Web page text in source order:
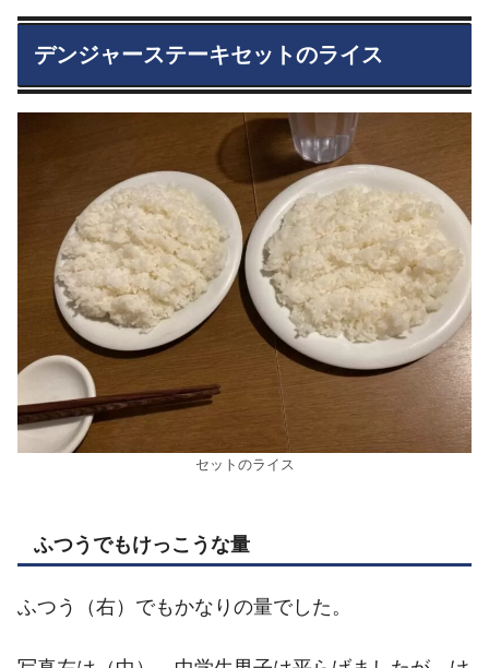
デンジャーステーキセットのライス
セットのライス
ふつうでもけっこうな量
ふつう（右）でもかなりの量でした。